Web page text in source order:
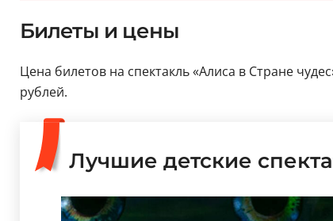
Билеты и цены
Цена билетов на спектакль «Алиса в Стране
рублей.
Лучшие детские